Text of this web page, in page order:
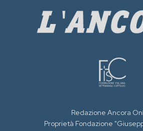
Redazione Ancora
Proprietà Fondazione